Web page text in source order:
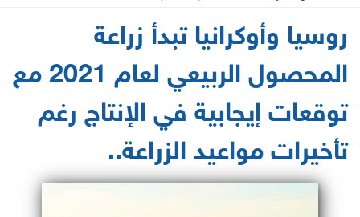
روسيا وأوكرانيا تبدأ زراعة
المحصول الربيعي لعام 2021 مع
توقعات إيجابية في الإنتاج رغم
تأخيرات مواعيد الزراعة..